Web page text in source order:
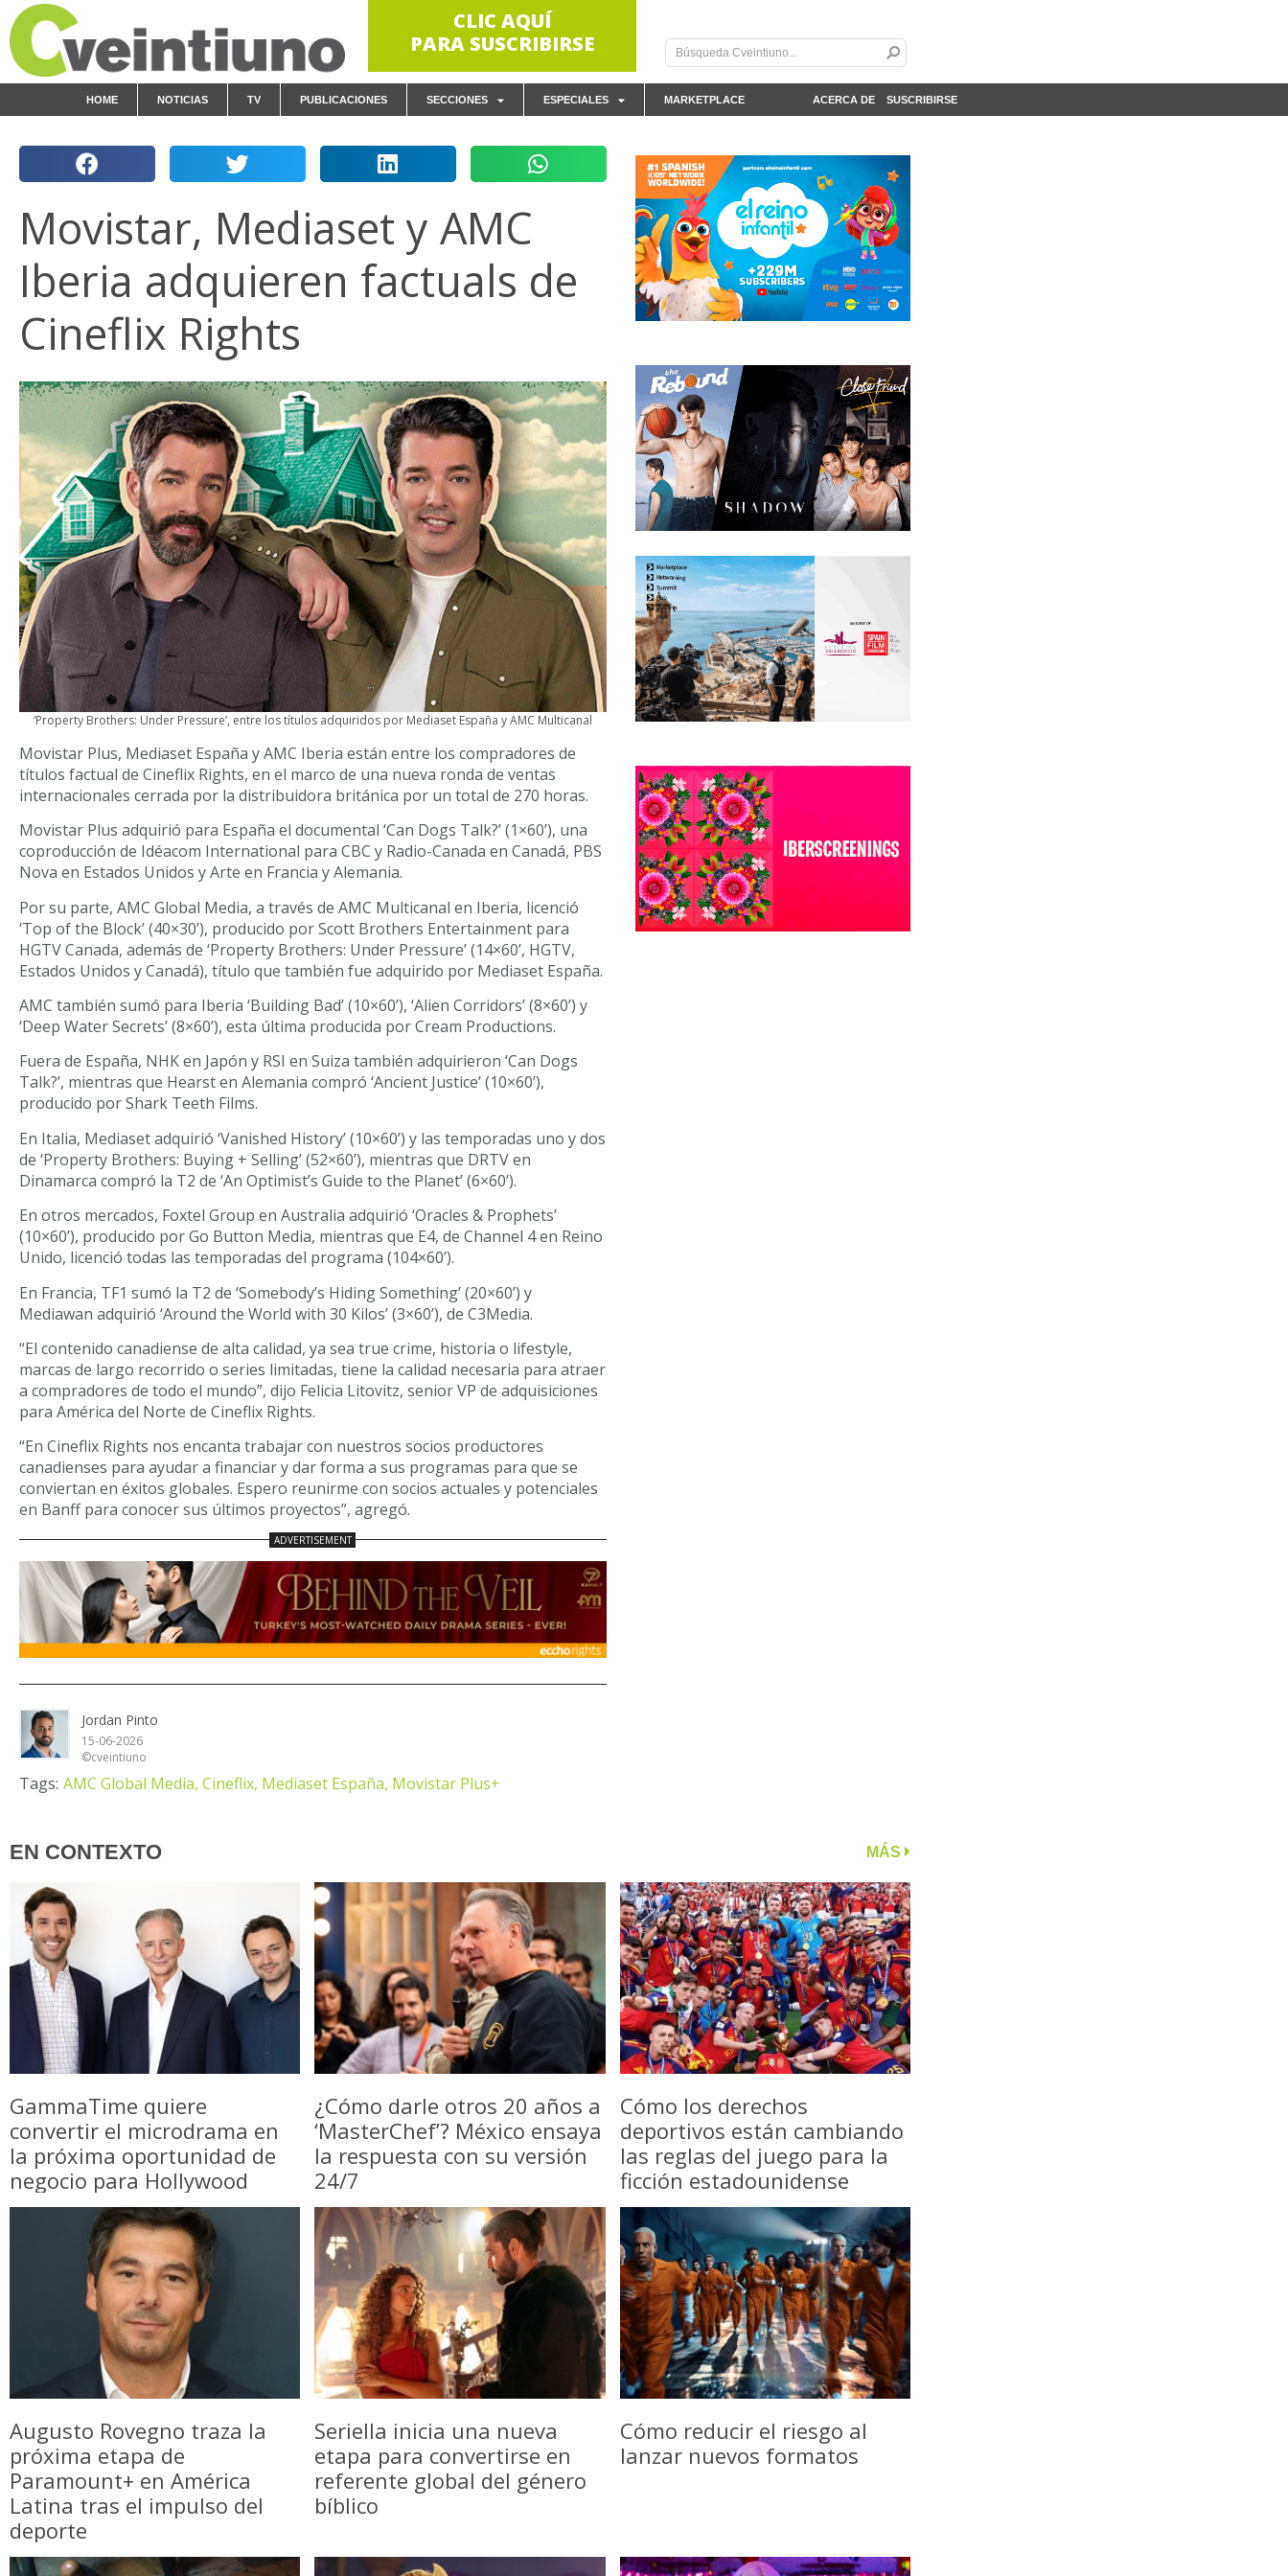
CLIC AQUÍ
PARA SUSCRIBIRSE
ACERCA DE
HOME NOTICIAS TV PUBLICACIONES SECCIONES ESPECIALES MARKETPLACE SUSCRIBIRSE
Movistar, Mediaset y AMC
Iberia adquieren factuals de
Cineflix Rights
‘Property Brothers: Under Pressure’, entre los títulos adquiridos por Mediaset España y AMC Multicanal
Movistar Plus, Mediaset España y AMC Iberia están entre los compradores de
títulos factual de Cineflix Rights, en el marco de una nueva ronda de ventas
internacionales cerrada por la distribuidora británica por un total de 270 horas.
Movistar Plus adquirió para España el documental ‘Can Dogs Talk?’ (1×60’), una
coproducción de Idéacom International para CBC y Radio-Canada en Canadá, PBS
Nova en Estados Unidos y Arte en Francia y Alemania.
Por su parte, AMC Global Media, a través de AMC Multicanal en Iberia, licenció
‘Top of the Block’ (40×30’), producido por Scott Brothers Entertainment para
HGTV Canada, además de ‘Property Brothers: Under Pressure’ (14×60’, HGTV,
Estados Unidos y Canadá), título que también fue adquirido por Mediaset España.
AMC también sumó para Iberia ‘Building Bad’ (10×60’), ‘Alien Corridors’ (8×60’) y
‘Deep Water Secrets’ (8×60’), esta última producida por Cream Productions.
Fuera de España, NHK en Japón y RSI en Suiza también adquirieron ‘Can Dogs
Talk?’, mientras que Hearst en Alemania compró ‘Ancient Justice’ (10×60’),
producido por Shark Teeth Films.
En Italia, Mediaset adquirió ‘Vanished History’ (10×60’) y las temporadas uno y dos
de ‘Property Brothers: Buying + Selling’ (52×60’), mientras que DRTV en
Dinamarca compró la T2 de ‘An Optimist’s Guide to the Planet’ (6×60’).
En otros mercados, Foxtel Group en Australia adquirió ‘Oracles & Prophets’
(10×60’), producido por Go Button Media, mientras que E4, de Channel 4 en Reino
Unido, licenció todas las temporadas del programa (104×60’).
En Francia, TF1 sumó la T2 de ‘Somebody’s Hiding Something’ (20×60’) y
Mediawan adquirió ‘Around the World with 30 Kilos’ (3×60’), de C3Media.
“El contenido canadiense de alta calidad, ya sea true crime, historia o lifestyle,
marcas de largo recorrido o series limitadas, tiene la calidad necesaria para atraer
a compradores de todo el mundo”, dijo Felicia Litovitz, senior VP de adquisiciones
para América del Norte de Cineflix Rights.
“En Cineflix Rights nos encanta trabajar con nuestros socios productores
canadienses para ayudar a financiar y dar forma a sus programas para que se
conviertan en éxitos globales. Espero reunirme con socios actuales y potenciales
en Banff para conocer sus últimos proyectos”, agregó.
Jordan Pinto
15-06-2026
©cveintiuno
Tags: AMC Global Media, Cineflix, Mediaset España, Movistar Plus+
EN CONTEXTO MÁS
GammaTime quiere
convertir el microdrama en
la próxima oportunidad de
negocio para Hollywood
¿Cómo darle otros 20 años a
‘MasterChef’? México ensaya
la respuesta con su versión
24/7
Cómo los derechos
deportivos están cambiando
las reglas del juego para la
ficción estadounidense
Augusto Rovegno traza la
próxima etapa de
Paramount+ en América
Latina tras el impulso del
deporte
Seriella inicia una nueva
etapa para convertirse en
referente global del género
bíblico
Cómo reducir el riesgo al
lanzar nuevos formatos